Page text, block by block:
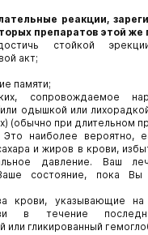
реакции,
препаратов этой же
стойкой
акт;
памяти;
сопровождаемое
одышкой или
(обычно при длительном
Это наиболее вероятно,
и жиров в крови,
давление. Ваш
состояние, пока Вы
крови, указывающие
в течение
или гликированный